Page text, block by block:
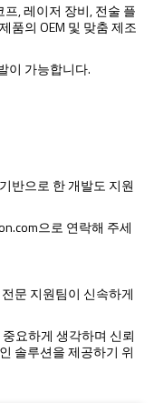
, 레이저 장비, 전술 플
품의 OEM 및 맞춤 제조
이 가능합니다.
반으로 한 개발도 지원
으로 연락해 주세
문 지원팀이 신속하게
요하게 생각하며 신뢰
솔루션을 제공하기 위